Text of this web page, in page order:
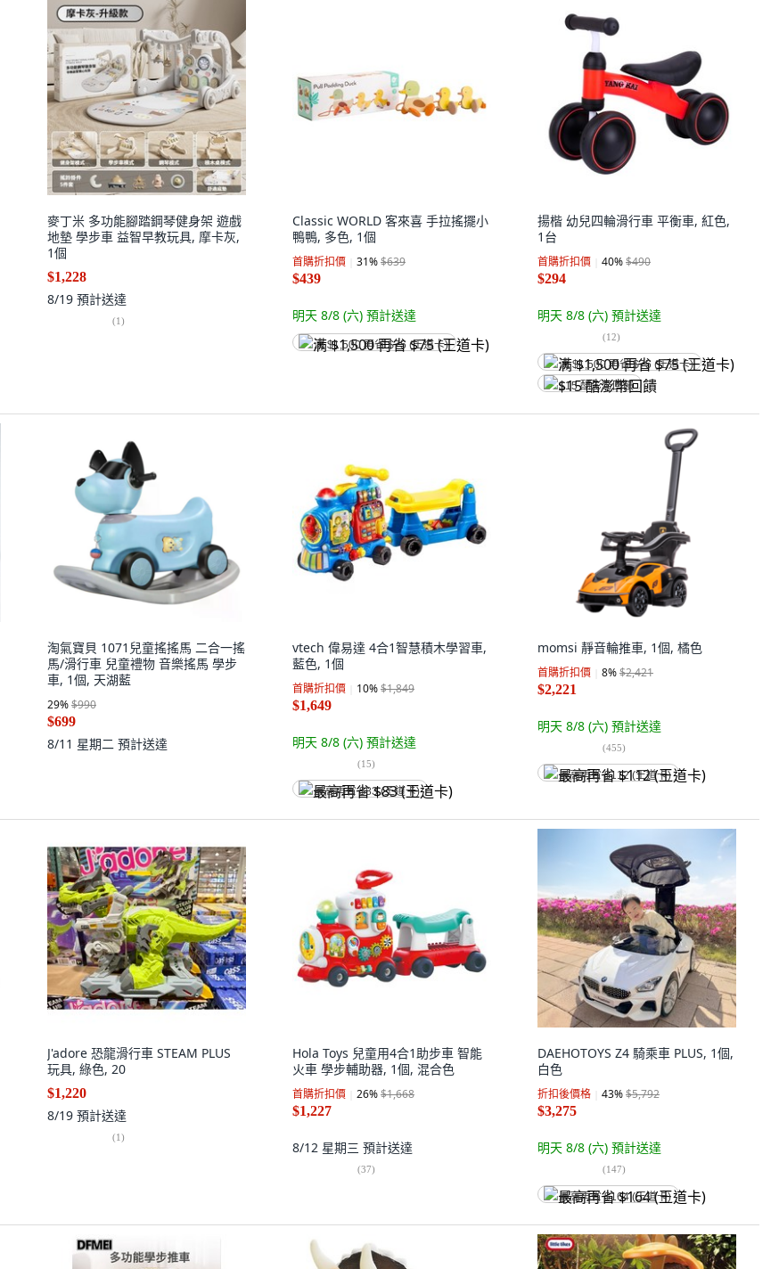
麥丁米 多功能腳踏鋼琴健身架 遊戲
地墊 學步車 益智早教玩具, 摩卡灰,
1個
$1,228
8/19 預計送達
(1)
Classic WORLD 客來喜 手拉搖擺小
鴨鴨, 多色, 1個
首購折扣價 31%$639
$439
明天 8/8 (六) 預計送達
满 $1,500 再省 $75 (王道卡)
揚楷 幼兒四輪滑行車 平衡車, 紅色,
1台
首購折扣價 40%$490
$294
明天 8/8 (六) 預計送達
(12)
满 $1,500 再省 $75 (王道卡)
$15 酷澎幣回饋
淘氣寶貝 1071兒童搖搖馬 二合一搖
馬/滑行車 兒童禮物 音樂搖馬 學步
車, 1個, 天湖藍
29%$990
$699
8/11 星期二 預計送達
vtech 偉易達 4合1智慧積木學習車,
藍色, 1個
首購折扣價 10%$1,849
$1,649
明天 8/8 (六) 預計送達
(15)
最高再省 $83 (王道卡)
momsi 靜音輪推車, 1個, 橘色
首購折扣價 8%$2,421
$2,221
明天 8/8 (六) 預計送達
(455)
最高再省 $112 (王道卡)
J'adore 恐龍滑行車 STEAM PLUS
玩具, 綠色, 20
$1,220
8/19 預計送達
(1)
Hola Toys 兒童用4合1助步車 智能
火車 學步輔助器, 1個, 混合色
首購折扣價 26%$1,668
$1,227
8/12 星期三 預計送達
(37)
DAEHOTOYS Z4 騎乘車 PLUS, 1個,
白色
折扣後價格 43%$5,792
$3,275
明天 8/8 (六) 預計送達
(147)
最高再省 $164 (王道卡)